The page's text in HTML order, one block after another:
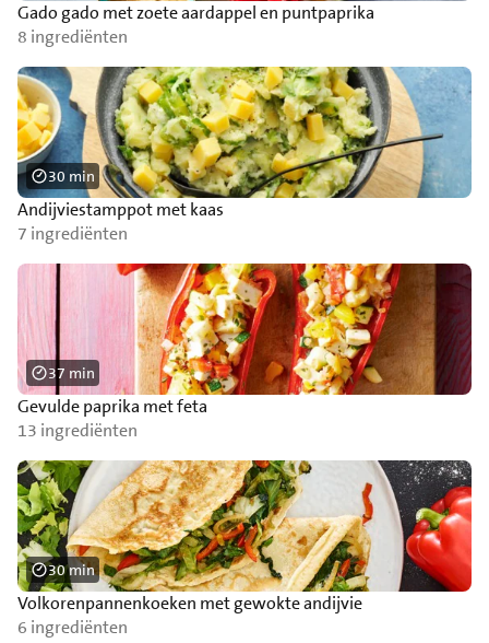
Gado gado met zoete aardappel en puntpaprika
8 ingrediënten
Andijviestamppot met kaas
7 ingrediënten
30 min
Gevulde paprika met feta
13 ingrediënten
37 min
Volkorenpannenkoeken met gewokte andijvie
6 ingrediënten
30 min